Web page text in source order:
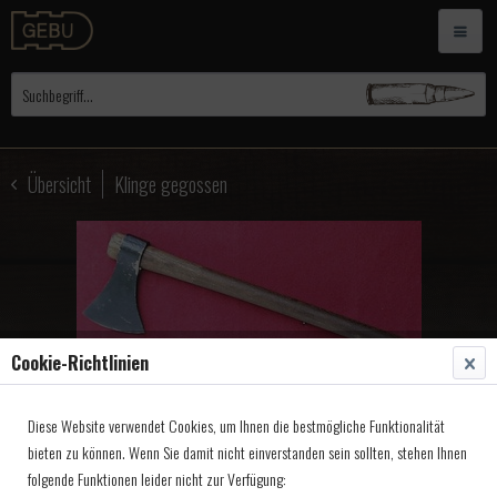
Übersicht Klinge gegossen
Tomahawk Primitiv PR
Cookie-Richtlinien
Diese Website verwendet Cookies, um Ihnen die bestmögliche Funktionalität
bieten zu können. Wenn Sie damit nicht einverstanden sein sollten, stehen Ihnen
folgende Funktionen leider nicht zur Verfügung: